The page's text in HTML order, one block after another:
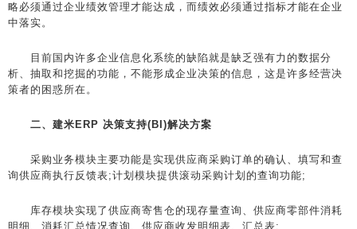
略必须通过企业绩效管理才能达成，而绩效必须通过指标才能在企业
中落实。
目前国内许多企业信息化系统的缺陷就是缺乏强有力的数据分
析、抽取和挖掘的功能，不能形成企业决策的信息，这是许多经营决
策者的困惑所在。
二、建米ERP 决策支持(BI)解决方案
采购业务模块主要功能是实现供应商采购订单的确认、填写和查
询供应商执行反馈表;计划模块提供滚动采购计划的查询功能;
库存模块实现了供应商寄售仓的现存量查询、供应商零部件消耗
明细、消耗汇总情况查询、供应商收发明细表、汇总表;